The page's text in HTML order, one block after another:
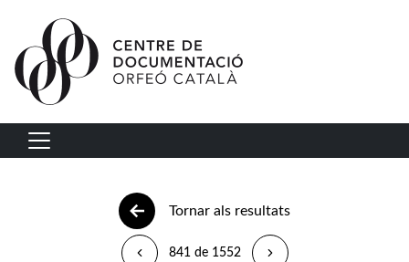
Vés al contingut
Navegació principal
Tornar als resultats
841 de 1552